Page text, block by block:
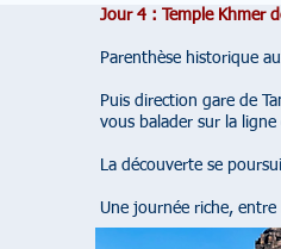
Jour 4 : Temple Khmer
Parenthèse historique
Puis direction gare de
vous balader sur la
La découverte se
Une journée riche,